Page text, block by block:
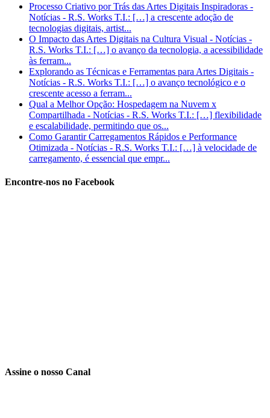
Processo Criativo por Trás das Artes Digitais Inspiradoras -
Notícias - R.S. Works T.I.: […] a crescente adoção de
tecnologias digitais, artist...
O Impacto das Artes Digitais na Cultura Visual - Notícias -
R.S. Works T.I.: […] o avanço da tecnologia, a acessibilidade
às ferram...
Explorando as Técnicas e Ferramentas para Artes Digitais -
Notícias - R.S. Works T.I.: […] o avanço tecnológico e o
crescente acesso a ferram...
Qual a Melhor Opção: Hospedagem na Nuvem x
Compartilhada - Notícias - R.S. Works T.I.: […] flexibilidade
e escalabilidade, permitindo que os...
Como Garantir Carregamentos Rápidos e Performance
Otimizada - Notícias - R.S. Works T.I.: […] à velocidade de
carregamento, é essencial que empr...
Encontre-nos no Facebook
Assine o nosso Canal